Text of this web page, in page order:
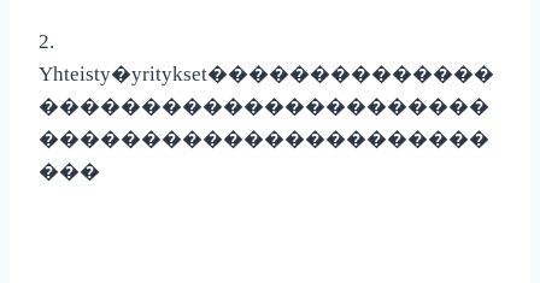
2.
Yhteisty�yritykset��������������
����������������������
����������������������
���